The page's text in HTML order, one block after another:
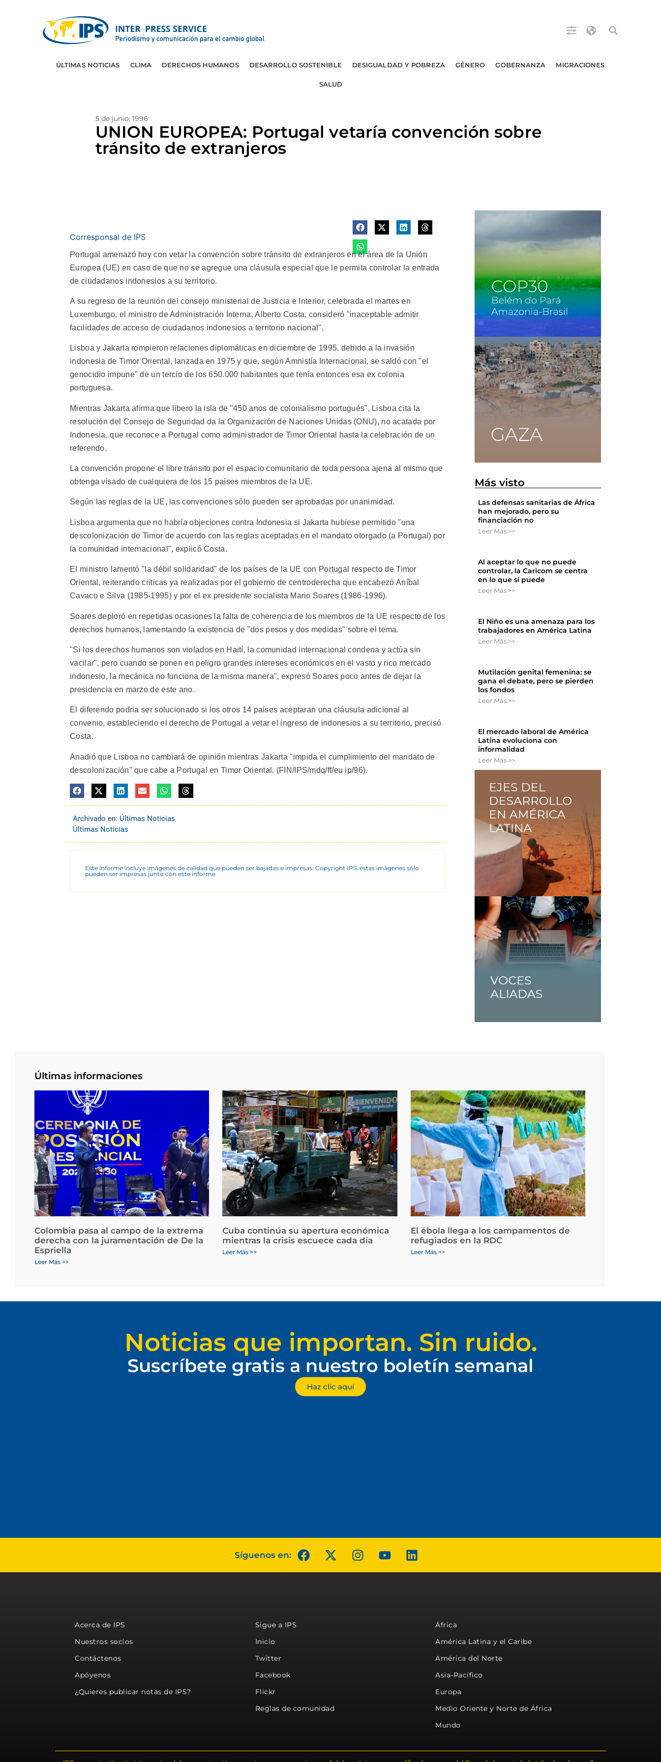
ÚLTIMAS NOTICIAS CLIMA DERECHOS HUMANOS DESARROLLO SOSTENIBLE DESIGUALDAD Y POBREZA GÉNERO GOBERNANZA MIGRACIONES
SALUD
5 de junio, 1996
UNION EUROPEA: Portugal vetaría convención sobre
tránsito de extranjeros
Corresponsal de IPS
Portugal amenazó hoy con vetar la convención sobre tránsito de extranjeros en el área de la Unión
Europea (UE) en caso de que no se agregue una cláusula especial que le permita controlar la entrada
de ciudadanos indonesios a su territorio.
A su regreso de la reunión del consejo ministerial de Justicia e Interior, celebrada el martes en
Luxemburgo, el ministro de Administración Interna, Alberto Costa, consideró "inaceptable admitir
facilidades de acceso de ciudadanos indonesios a territorio nacional".
Lisboa y Jakarta rompieron relaciones diplomáticas en diciembre de 1995, debido a la invasión
indonesia de Timor Oriental, lanzada en 1975 y que, según Amnistía Internacional, se saldó con "el
genocidio impune" de un tercio de los 650.000 habitantes que tenía entonces esa ex colonia
portuguesa.
Mientras Jakarta afirma que libero la isla de "450 anos de colonialismo portugués", Lisboa cita la
resolución del Consejo de Seguridad da la Organización de Naciones Unidas (ONU), no acatada por
Indonesia, que reconoce a Portugal como administrador de Timor Oriental hasta la celebración de un
referendo.
La convención propone el libre tránsito por el espacio comunitario de toda persona ajena al mismo que
obtenga visado de cualquiera de los 15 países miembros de la UE.
Según las reglas de la UE, las convenciones sólo pueden ser aprobadas por unanimidad.
Lisboa argumenta que no habría objeciones contra Indonesia si Jakarta hubiese permitido "una
descolonización de Timor de acuerdo con las reglas aceptadas en el mandato otorgado (a Portugal) por
la comunidad internacional", explicó Costa.
El ministro lamentó "la débil solidaridad" de los países de la UE con Portugal respecto de Timor
Oriental, reiterando críticas ya realizadas por el gobierno de centroderecha que encabezó Aníbal
Cavaco e Silva (1985-1995) y por el ex presidente socialista Mario Soares (1986-1996).
Soares deploró en repetidas ocasiones la falta de coherencia de los miembros de la UE respecto de los
derechos humanos, lamentando la existencia de "dos pesos y dos medidas" sobre el tema.
"Si los derechos humanos son violados en Haití, la comunidad internacional condena y actúa sin
vacilar", pero cuando se ponen en peligro grandes intereses económicos en el vasto y rico mercado
indonesio, la mecánica no funciona de la misma manera", expresó Soares poco antes de dejar la
presidencia en marzo de este ano.
El diferendo podria ser solucionado si los otros 14 países aceptaran una cláusula adicional al
convenio, estableciendo el derecho de Portugal a vetar el ingreso de indonesios a su territorio, precisó
Costa.
Anadió que Lisboa no cambiará de opinión mientras Jakarta "impida el cumplimiento del mandato de
descolonización" que cabe a Portugal en Timor Oriental. (FIN/IPS/mdq/ff/eu ip/96).
Archivado en: Últimas Noticias
Últimas Noticias
Este informe incluye imágenes de calidad que pueden ser bajadas e impresas. Copyright IPS, estas imágenes sólo
pueden ser impresas junto con este informe
Más visto
Las defensas sanitarias de África
han mejorado, pero su
financiación no
Leer Más >>
Al aceptar lo que no puede
controlar, la Caricom se centra
en lo que sí puede
Leer Más >>
El Niño es una amenaza para los
trabajadores en América Latina
Leer Más >>
Mutilación genital femenina: se
gana el debate, pero se pierden
los fondos
Leer Más >>
El mercado laboral de América
Latina evoluciona con
informalidad
Leer Más >>
Últimas informaciones
Colombia pasa al campo de la extrema
derecha con la juramentación de De la
Espriella
Leer Más >>
Cuba continúa su apertura económica
mientras la crisis escuece cada día
Leer Más >>
El ébola llega a los campamentos de
refugiados en la RDC
Leer Más >>
Noticias que importan. Sin ruido.
Suscríbete gratis a nuestro boletín semanal
Haz clic aquí
Síguenos en:
Acerca de IPS
Nuestros socios
Contáctenos
Apóyenos
¿Quieres publicar notas de IPS?
Sigue a IPS
Inicio
Twitter
Facebook
Flickr
Reglas de comunidad
África
América Latina y el Caribe
América del Norte
Asia-Pacífico
Europa
Medio Oriente y Norte de África
Mundo